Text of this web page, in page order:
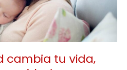
cambia tu vida,